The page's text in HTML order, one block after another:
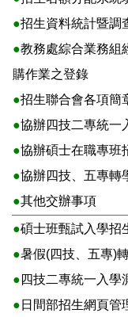
●招生資料統計暨調
●教務處綜合業務組
購作業之登錄
●招生聯合會各項簡
●協辦四技二專統一
●協辦碩士在職專班
●協辦四技、五專轉
●其他交辦事項
●碩士班甄試入學招
●暑假(四技、五專)
● 四技二專統一入學
● 日間部招生網頁管